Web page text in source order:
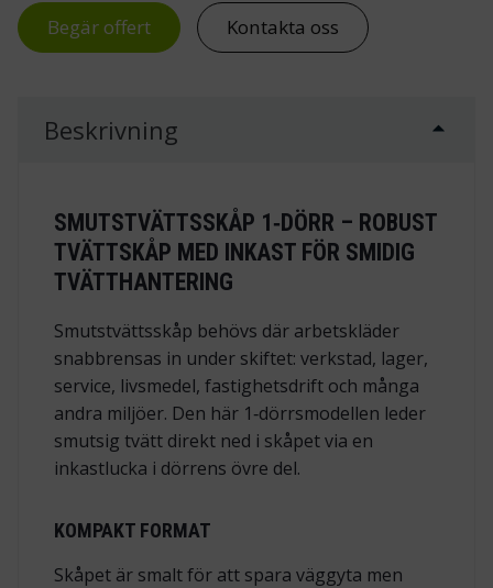
Begär offert Kontakta oss
Beskrivning
SMUTSTVÄTTSSKÅP 1‑DÖRR – ROBUST
TVÄTTSKÅP MED INKAST FÖR SMIDIG
TVÄTTHANTERING
Smutstvättsskåp behövs där arbetskläder
snabbrensas in under skiftet: verkstad, lager,
service, livsmedel, fastighetsdrift och många
andra miljöer. Den här 1‑dörrsmodellen leder
smutsig tvätt direkt ned i skåpet via en
inkastlucka i dörrens övre del.
KOMPAKT FORMAT
Skåpet är smalt för att spara väggyta men